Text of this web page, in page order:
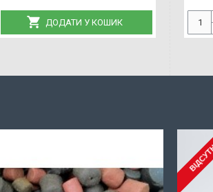
ДОДАТИ У КОШИК
ДОДАТИ У КОШИК